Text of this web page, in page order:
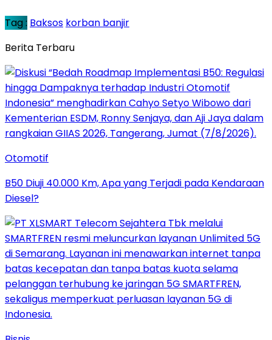
Tag : Baksos korban banjir
Berita Terbaru
Otomotif
B50 Diuji 40.000 Km, Apa yang Terjadi pada Kendaraan
Diesel?